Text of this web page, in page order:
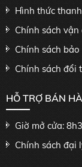
Hình thức
Chính sách
Chính sách
Chính sách đổi
HỖ TRỢ BÁN
Giờ mở cửa:
Chính sách đại